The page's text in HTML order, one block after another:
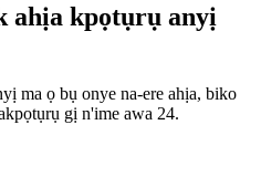
ahịa kpọtụrụ anyị
ma ọ bụ onye na-ere ahịa, biko
gị n'ime awa 24.